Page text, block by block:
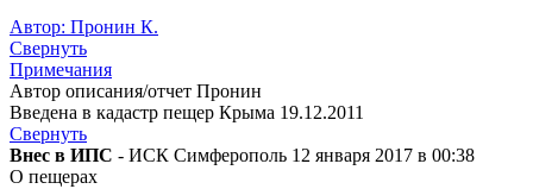
Автор: Пронин К.
Свернуть
Примечания
Автор описания/отчет Пронин
Введена в кадастр пещер Крыма 19.12.2011
Свернуть
Внес в ИПС - ИСК Симферополь 12 января 2017 в 00:38
О пещерах